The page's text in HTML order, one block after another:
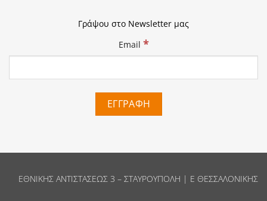
Γράψου στο Newsletter μας
Email *
ΕΘΝΙΚΗΣ ΑΝΤΙΣΤΑΣΕΩΣ 3 – ΣΤΑΥΡΟΥΠΟΛΗ | Ε ΘΕΣΣΑΛΟΝΙΚΗΣ